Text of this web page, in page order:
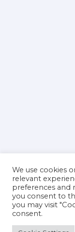
Copyright ©
We use cookies
relevant
preferences and
you consent to
you may visit
consent.